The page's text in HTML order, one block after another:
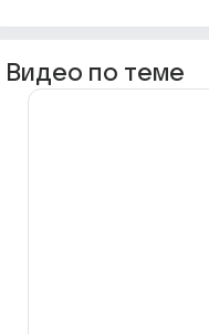
Видео по теме